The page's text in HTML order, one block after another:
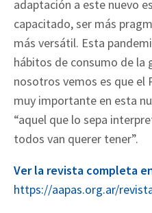
adaptación a este nuevo
capacitado, ser más
más versátil. Esta
hábitos de consumo de
nosotros vemos es que el
muy importante en esta
“aquel que lo sepa
todos van querer tener”.
Ver la revista completa
https://aapas.org.ar/